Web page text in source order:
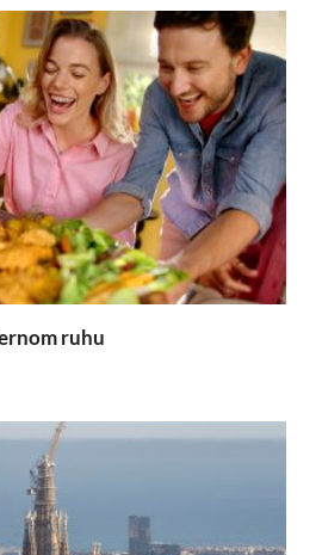
ruhu